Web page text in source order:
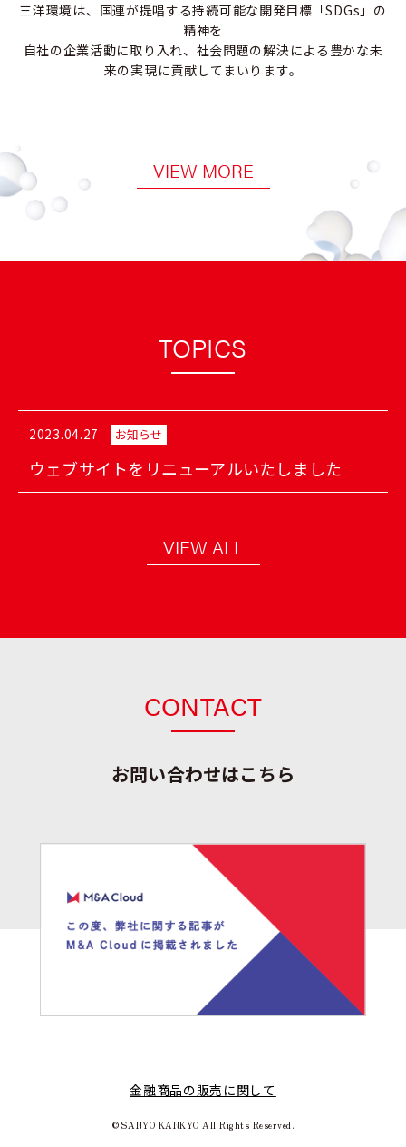
三洋環境は、国連が提唱する持続可能な開発目標「SDGs」の
精神を
自社の企業活動に取り入れ、社会問題の解決による豊かな未
来の実現に貢献してまいります。
VIEW MORE
TOPICS
2023.04.27 お知らせ
ウェブサイトをリニューアルいたしました
VIEW ALL
CONTACT
お問い合わせはこちら
金融商品の販売に関して
©SANYO KANKYO All Rights Reserved.